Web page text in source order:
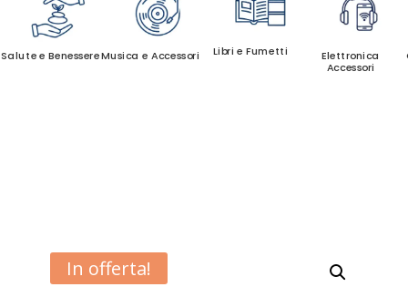
Salute e BenessereMusica e Accessori Libri e Fumetti
Elettronica
Accessori
In offerta!